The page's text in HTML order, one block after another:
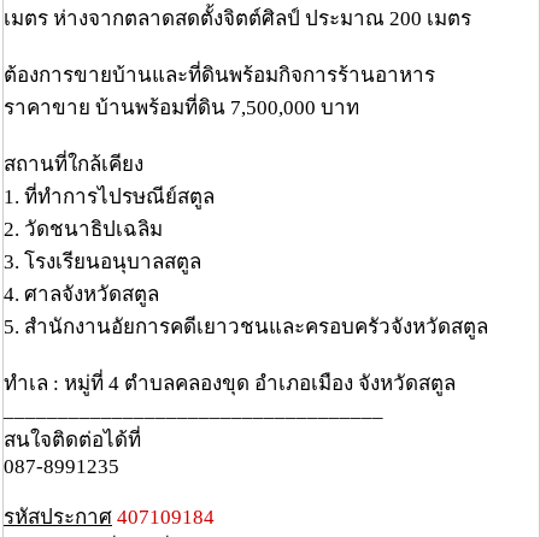
เมตร ห่างจากตลาดสดตั้งจิตต์ศิลป์ ประมาณ 200 เมตร
ต้องการขายบ้านและที่ดินพร้อมกิจการร้านอาหาร
ราคาขาย บ้านพร้อมที่ดิน 7,500,000 บาท
สถานที่ใกล้เคียง
1. ที่ทำการไปรษณีย์สตูล
2. วัดชนาธิปเฉลิม
3. โรงเรียนอนุบาลสตูล
4. ศาลจังหวัดสตูล
5. สำนักงานอัยการคดีเยาวชนและครอบครัวจังหวัดสตูล
ทำเล : หมู่ที่ 4 ตำบลคลองขุด อำเภอเมือง จังหวัดสตูล
สนใจติดต่อได้ที่
087-8991235
รหัสประกาศ 407109184